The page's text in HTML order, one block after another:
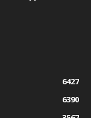
6427
6390